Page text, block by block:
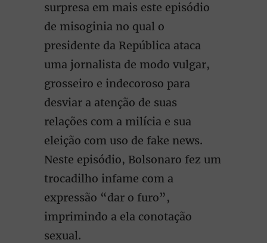
surpresa em mais este episódio
de misoginia no qual o
presidente da República ataca
uma jornalista de modo vulgar,
grosseiro e indecoroso para
desviar a atenção de suas
relações com a milícia e sua
eleição com uso de fake news.
Neste episódio, Bolsonaro fez um
trocadilho infame com a
expressão “dar o furo”,
imprimindo a ela conotação
sexual.